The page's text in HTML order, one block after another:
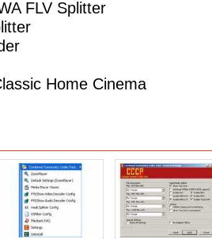
FLV Splitter
Home Cinema